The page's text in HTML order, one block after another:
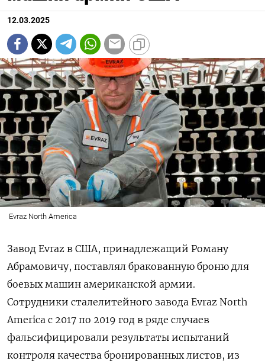
12.03.2025
Evraz North America
Завод Evraz в США, принадлежащий Роману
Абрамовичу, поставлял бракованную броню для
боевых машин американской армии.
Сотрудники сталелитейного завода Evraz North
America с 2017 по 2019 год в ряде случаев
фальсифицировали результаты испытаний
контроля качества бронированных листов, из